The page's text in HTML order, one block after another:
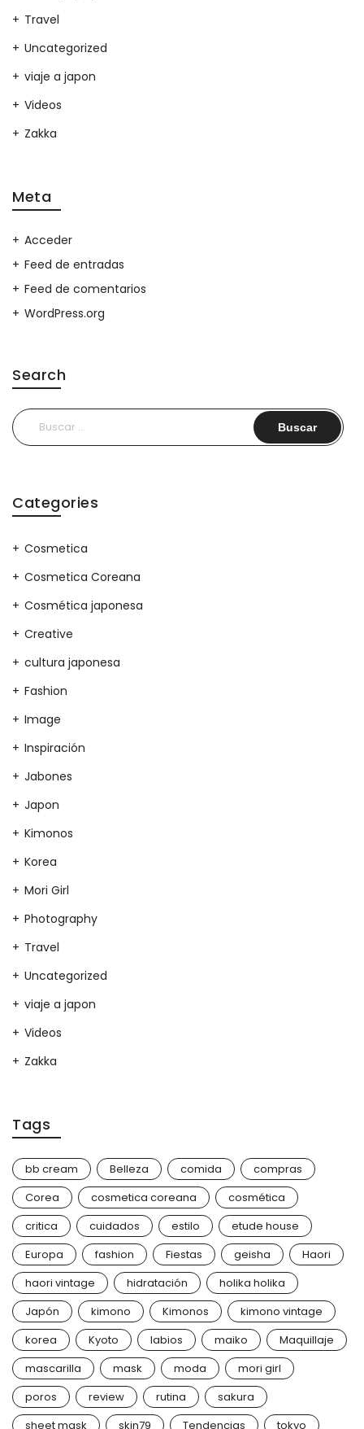
Travel
Uncategorized
viaje a japon
Videos
Zakka
Meta
Acceder
Feed de entradas
Feed de comentarios
WordPress.org
Search
Buscar:
Categories
Cosmetica
Cosmetica Coreana
Cosmética japonesa
Creative
cultura japonesa
Fashion
Image
Inspiración
Jabones
Japon
Kimonos
Korea
Mori Girl
Photography
Travel
Uncategorized
viaje a japon
Videos
Zakka
Tags
bb cream Belleza comida
compras
Corea
cosmetica coreana
cosmética
critica
cuidados estilo
etude house
Europa
fashion Fiestas geisha
Haori
haori vintage
hidratación
holika holika
Japón
kimono Kimonos
kimono vintage
korea
Kyoto labios maiko
Maquillaje
mascarilla
mask moda
mori girl
poros
review rutina
sakura
sheet mask
skin79 Tendencias tokyo